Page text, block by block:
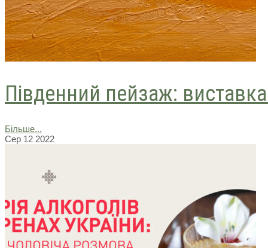
Південний пейзаж:
Більше...
Сер 12 2022